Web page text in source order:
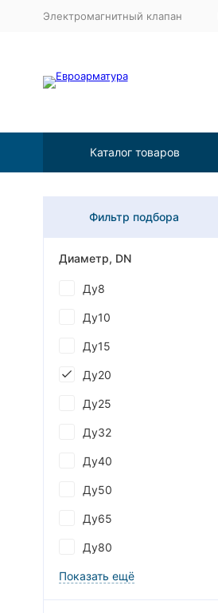
Электромагнитный клапан
Каталог товаров
Фильтр подбора
Диаметр, DN
Ду8
Ду10
Ду15
Ду20
Ду25
Ду32
Ду40
Ду50
Ду65
Ду80
Показать ещё